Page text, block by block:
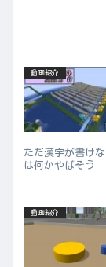
動画紹介
ただ漢字が書け
は何かやばそう
動画紹介